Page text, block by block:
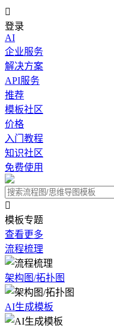

登录
AI
企业服务
解决方案
API服务
推荐
模板社区
价格
入门教程
知识社区
免费使用

模板专题
查看更多
流程梳理
架构图/拓扑图
AI生成模板